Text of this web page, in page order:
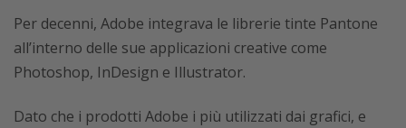
Per decenni, Adobe integrava le librerie tinte Pantone
all’interno delle sue applicazioni creative come
Photoshop, InDesign e Illustrator.
Dato che i prodotti Adobe i più utilizzati dai grafici, e